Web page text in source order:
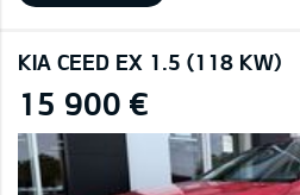
KIA CEED EX 1.5 (118 KW)
15 900 €